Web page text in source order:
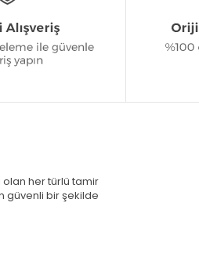
olan her türlü tamir
güvenli bir şekilde